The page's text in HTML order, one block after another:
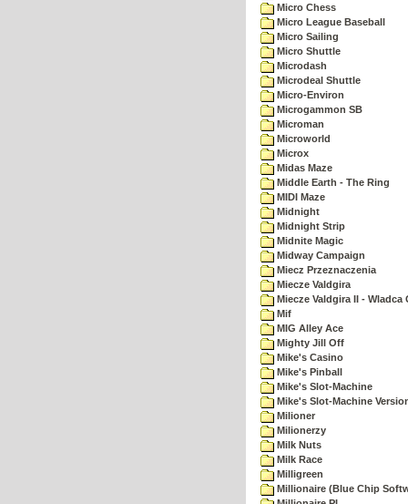
Micro Chess
Micro League Baseball
Micro Sailing
Micro Shuttle
Microdash
Microdeal Shuttle
Micro-Environ
Microgammon SB
Microman
Microworld
Microx
Midas Maze
Middle Earth - The Ring
MIDI Maze
Midnight
Midnight Strip
Midnite Magic
Midway Campaign
Miecz Przeznaczenia
Miecze Valdgira
Miecze Valdgira II - Wladca
Mif
MIG Alley Ace
Mighty Jill Off
Mike's Casino
Mike's Pinball
Mike's Slot-Machine
Mike's Slot-Machine
Milioner
Milionerzy
Milk Nuts
Milk Race
Milligreen
Millionaire (Blue Chip